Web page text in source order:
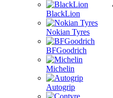
BlackLion
Nokian Tyres
BFGoodrich
Michelin
Autogrip